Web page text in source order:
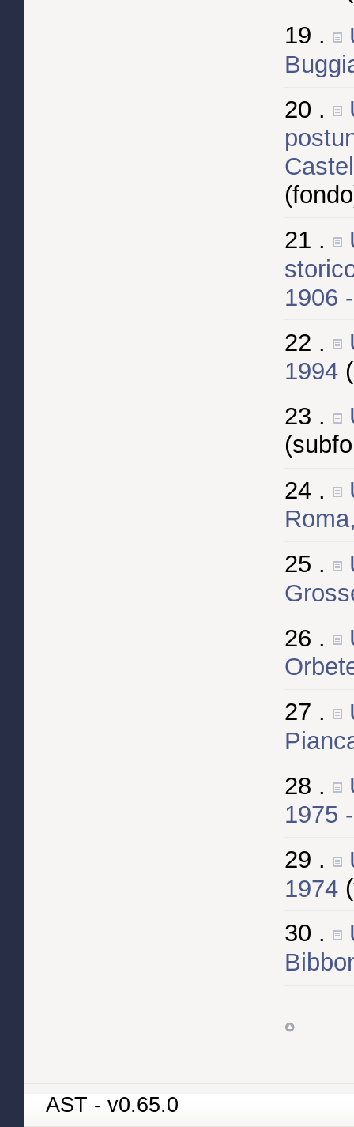
19 .
20 .
21 .
1906
22 .
1994
23 .
24 .
25 .
26 .
27 .
28 .
1975
29 .
1974
30 .
AST - v0.65.0